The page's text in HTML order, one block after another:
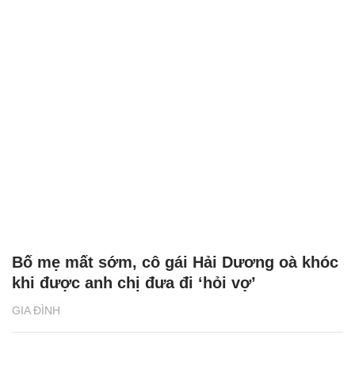
GIA ĐÌNH
Bố mẹ mất sớm, cô gái Hải Dương oà khóc
khi được anh chị đưa đi ‘hỏi vợ’